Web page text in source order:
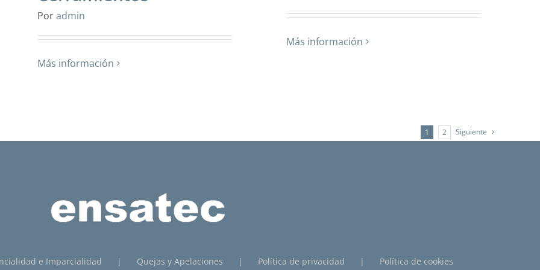
Poradmin
Más información
Más información
1 2 Siguiente
e Imparcialidad Quejas y Apelaciones Política de privacidad Política de cookies